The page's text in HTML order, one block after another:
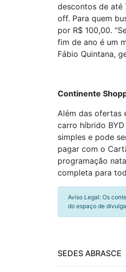
descontos de até
off. Para quem
por R$ 100,00.
fim de ano é um
Fábio Quintana,
Continente
Além das ofertas
carro híbrido
simples e pode
pagar com o
programação
completa para
Aviso Legal: Os
do espaço de
SEDES ABRASCE